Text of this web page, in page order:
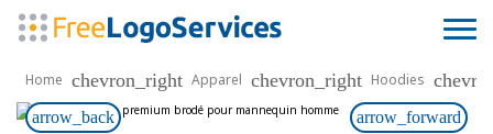
Home chevron_right Apparel chevron_right Hoodies
arrow_back arrow_forward